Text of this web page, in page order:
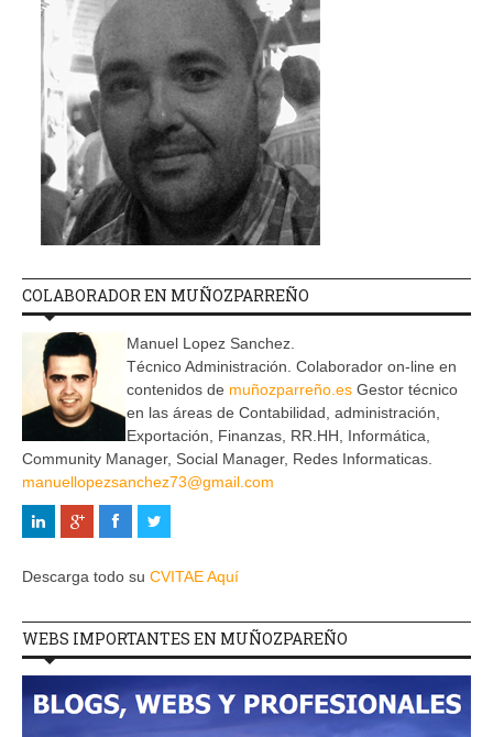
COLABORADOR EN MUÑOZPARREÑO
Manuel Lopez Sanchez.
Técnico Administración. Colaborador on-line en
contenidos de muñozparreño.es Gestor técnico
en las áreas de Contabilidad, administración,
Exportación, Finanzas, RR.HH, Informática,
Community Manager, Social Manager, Redes Informaticas.
manuellopezsanchez73@gmail.com
Descarga todo su CVITAE Aquí
WEBS IMPORTANTES EN MUÑOZPAREÑO